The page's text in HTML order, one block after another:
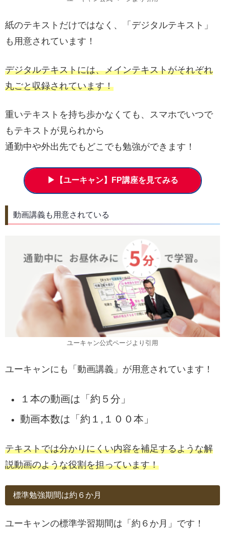
紙のテキストだけではなく、「デジタルテキスト」
も用意されています！
デジタルテキストには、メインテキストがそれぞれ
丸ごと収録されています！
重いテキストを持ち歩かなくても、スマホでいつで
もテキストが見られから
通勤中や外出先でもどこでも勉強ができます！
▶【ユーキャン】FP講座を見てみる
動画講義も用意されている
ユーキャン公式ページより引用
ユーキャンにも「動画講義」が用意されています！
１本の動画は「約５分」
動画本数は「約１,１００本」
テキストでは分かりにくい内容を補足するような解
説動画のような役割を担っています！
標準勉強期間は約６か月
ユーキャンの標準学習期間は「約６か月」です！